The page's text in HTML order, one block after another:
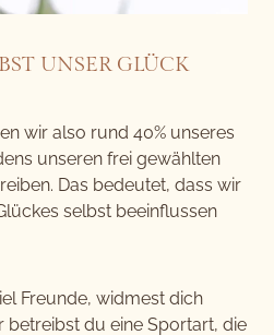
UNSER GLÜCK
wir also rund 40% unseres
unseren frei gewählten
Das bedeutet, dass wir
selbst beeinflussen
Freunde, widmest dich
betreibst du eine Sportart, die